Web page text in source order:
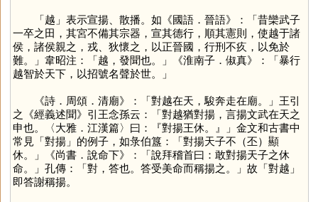
「越 」表示宣揚、散播。如《國語．晉語》：「昔欒武子
一卒之田，其宮不備其宗器，宣其德行，順其憲則，使越于諸
侯，諸侯親之，戎、狄懷之，以正晉國，行刑不疚，以免於
難。」韋昭注：「越，發聞也。」《淮南子．俶真》：「暴行
越智於天下，以招號名聲於世。」
《詩．周頌．清廟》：「對越在天，駿奔走在廟。」王引
之《經義述聞》引王念孫云：「對越猶對揚，言揚文武在天之
申也。〈大雅．江漢篇〉曰：『對揚王休。』」金文和古書中
常見「對揚」的例子，如彔伯簋：「對揚天子不（丕）顯
休。」《尚書．說命下》：「說拜稽首曰：敢對揚天子之休
命。」孔傳：「對，答也。答受美命而稱揚之。」故「對越」
即答謝稱揚。